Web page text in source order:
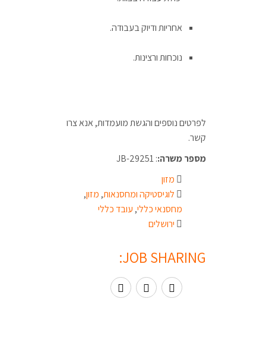
אחריות ודיוק בעבודה.
נוכחות ורצינות.
לפרטים נוספים והגשת מועמדות, אנא צרו
קשר.
מספר משרה:: JB-29251
מזון
לוגיסטיקה ומחסנאות, מזון,
מחסנאי כללי, עובד כללי
ירושלים
JOB SHARING: